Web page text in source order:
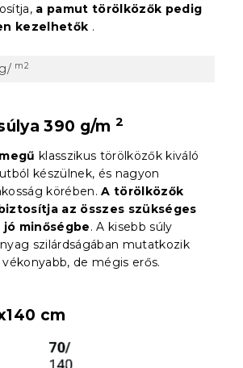
a pamut törölközők pedig
kezelhetők .
m2
390 g/m 2
klasszikus törölközők kiváló
készülnek, és nagyon
körében. A törölközők
az összes szükséges
minőségbe. A kisebb súly
szilárdságában mutatkozik
de mégis erős.
cm